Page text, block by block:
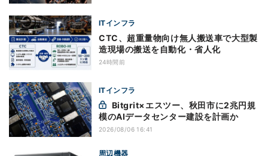
ITインフラ
CTC、超重量物向け無人搬送車で大型製
造現場の搬送を自動化・省人化
24時間前
ITインフラ
模のAIデータセンター建設を計画か
2026/08/06 16:41
周辺機器